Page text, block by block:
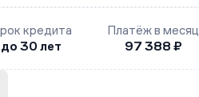
кредита
до 30 лет
Платёж в месяц
97 388 ₽